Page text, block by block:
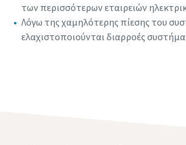
των περισσότερων εταιρειών
Λόγω της χαμηλότερης πίεσης του
ελαχιστοποιούνται διαρροές